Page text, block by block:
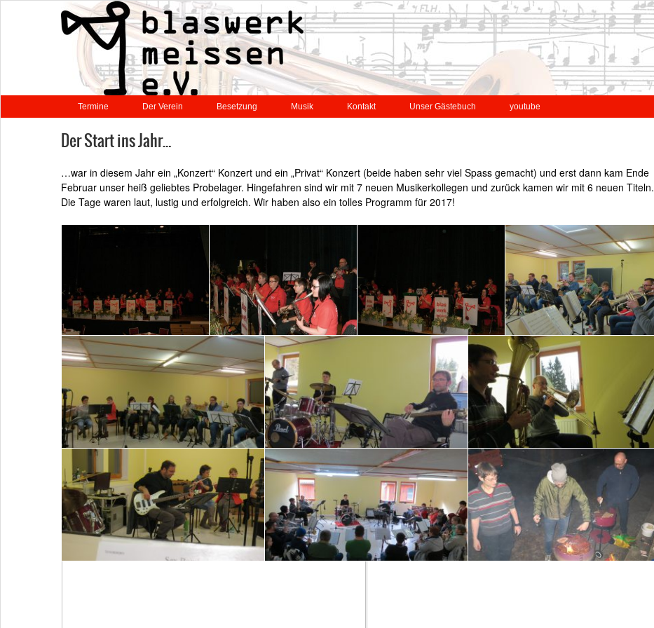
Termine Der Verein Besetzung Musik Kontakt Unser Gästebuch youtube
Der Start ins Jahr…
…war in diesem Jahr ein „Konzert“ Konzert und ein „Privat“ Konzert (beide haben sehr viel Spass gemacht) und erst dann kam Ende
Februar unser heiß geliebtes Probelager. Hingefahren sind wir mit 7 neuen Musikerkollegen und zurück kamen wir mit 6 neuen Titeln.
Die Tage waren laut, lustig und erfolgreich. Wir haben also ein tolles Programm für 2017!